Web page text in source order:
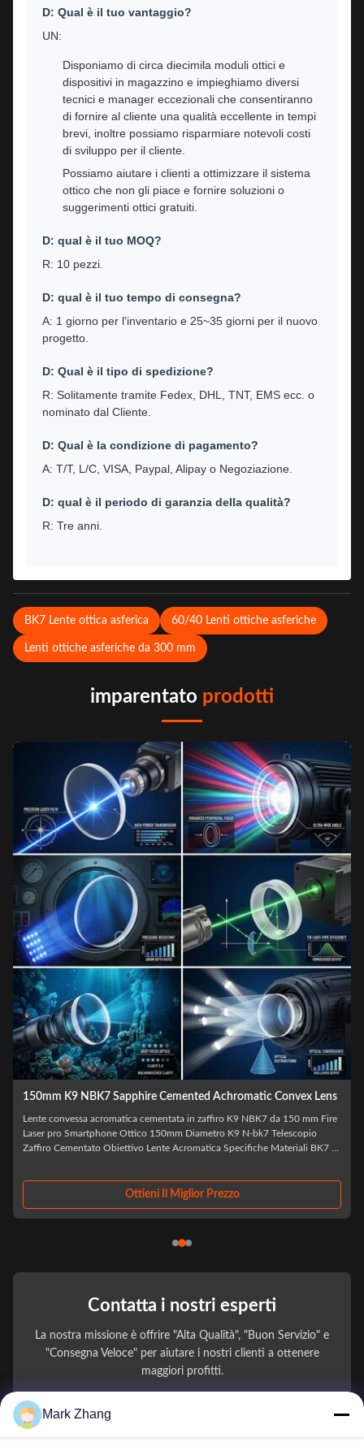
D: Qual è il tuo vantaggio?
UN:
Disponiamo di circa diecimila moduli ottici e
dispositivi in ​​magazzino e impieghiamo diversi
tecnici e manager eccezionali che consentiranno
di fornire al cliente una qualità eccellente in tempi
brevi, inoltre possiamo risparmiare notevoli costi
di sviluppo per il cliente.
Possiamo aiutare i clienti a ottimizzare il sistema
ottico che non gli piace e fornire soluzioni o
suggerimenti ottici gratuiti.
D: qual è il tuo MOQ?
R: 10 pezzi.
D: qual è il tuo tempo di consegna?
A: 1 giorno per l'inventario e 25~35 giorni per il nuovo
progetto.
D: Qual è il tipo di spedizione?
R: Solitamente tramite Fedex, DHL, TNT, EMS ecc. o
nominato dal Cliente.
D: Qual è la condizione di pagamento?
A: T/T, L/C, VISA, Paypal, Alipay o Negoziazione.
D: qual è il periodo di garanzia della qualità?
R: Tre anni.
BK7 Lente ottica asferica 60/40 Lenti ottiche asferiche
Lenti ottiche asferiche da 300 mm
imparentato prodotti
Resine BK7 doppio zaffiro della lente concava di 300mm - di
BK7 Resina da 1,5 mm a 300 mm Lenti doppie concave Zaffiro
Visualizzazione del prodotto Produttori all'ingrosso di resine BK7 e altri
zaffiro Shanghai Advance Optical-Electronics Technology Co., Ltd. è
un'impresa di produzione ...Ottieni Il Miglior Prezzo
Contatta i nostri esperti
La nostra missione è offrire "Alta Qualità", "Buon Servizio" e
"Consegna Veloce" per aiutare i nostri clienti a ottenere
maggiori profitti.
Il Tuo Nome
Mark Zhang